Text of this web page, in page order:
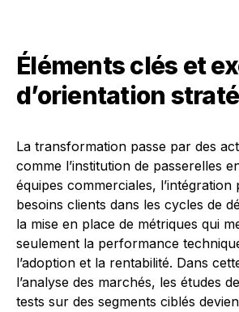
Éléments clés et
d’orientation
La transformation passe par des
comme l’institution de passerelles
équipes commerciales, l’intégration
besoins clients dans les cycles de
la mise en place de métriques qui
seulement la performance
l’adoption et la rentabilité. Dans
l’analyse des marchés, les études
tests sur des segments ciblés